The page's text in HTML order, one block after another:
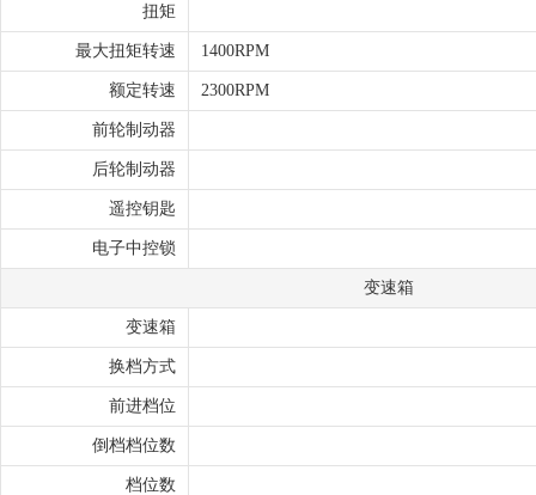
扭矩
最大扭矩转速 1400RPM
额定转速 2300RPM
前轮制动器
后轮制动器
遥控钥匙
电子中控锁
变速箱
变速箱
换档方式
前进档位
倒档档位数
档位数